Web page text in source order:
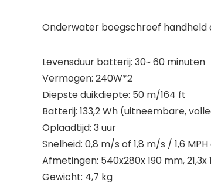
Onderwater boegschroef
Levensduur batterij: 30~ 60 minuten
Vermogen: 240W*2
Diepste duikdiepte: 50 m/164 ft
Batterij: 133,2 Wh (uitneembare,
Oplaadtijd: 3 uur
Snelheid: 0,8 m/s of 1,8 m/s / 1,6 MPH
Afmetingen: 540x280x 190 mm, 21,3x
Gewicht: 4,7 kg